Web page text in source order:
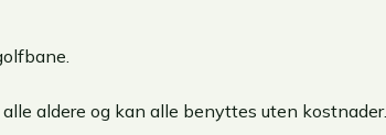
aldere og kan alle benyttes uten kostnader.